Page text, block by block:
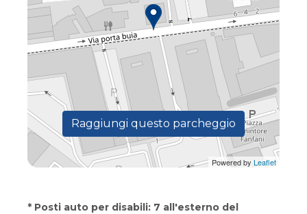
Powered by Leaflet
Raggiungi questo parcheggio
* Posti auto per disabili: 7 all'esterno del